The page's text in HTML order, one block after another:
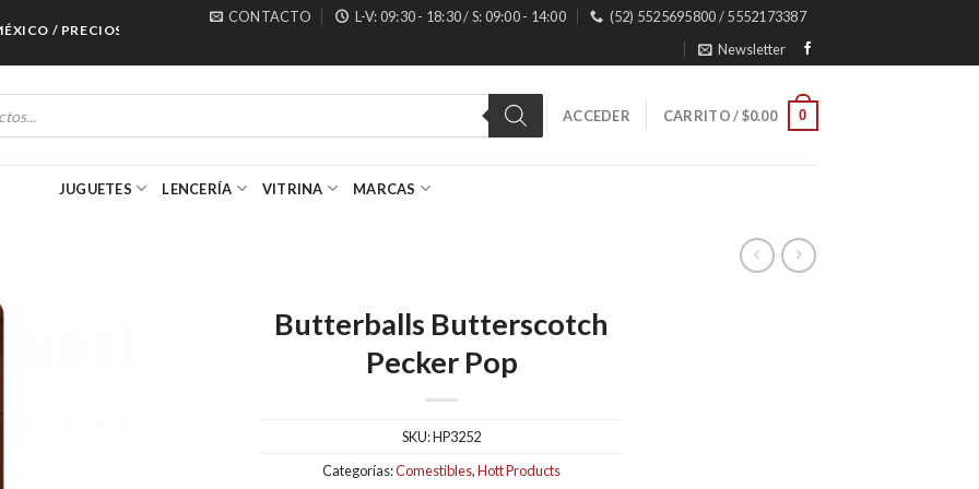
/ PRECIOS ESPECIALES PARA MAYORISTAS
CONTACTO L-V: 09:30 - 18:30 / S: 09:00 - 14:00
(52) 5525695800 / 5552173387
Newsletter
ACCEDER CARRITO /$0.00 0
JUGUETES LENCERÍA VITRINA MARCAS
Butterballs Butterscotch
Pecker Pop
SKU:HP3252
Categorías:Comestibles,Hott Products